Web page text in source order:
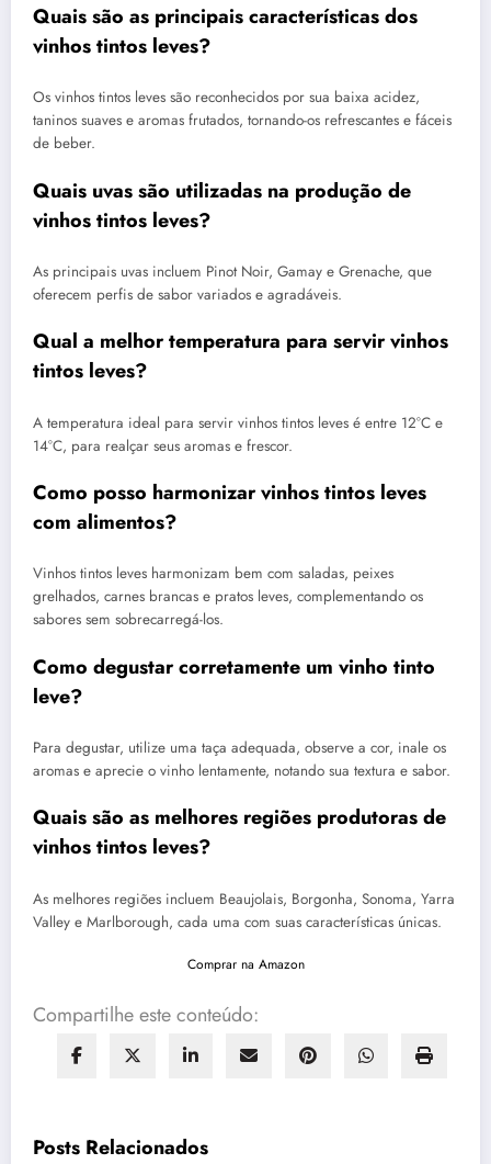
Quais são as principais características dos
vinhos tintos leves?
Os vinhos tintos leves são reconhecidos por sua baixa acidez,
taninos suaves e aromas frutados, tornando-os refrescantes e fáceis
de beber.
Quais uvas são utilizadas na produção de
vinhos tintos leves?
As principais uvas incluem Pinot Noir, Gamay e Grenache, que
oferecem perfis de sabor variados e agradáveis.
Qual a melhor temperatura para servir vinhos
tintos leves?
A temperatura ideal para servir vinhos tintos leves é entre 12°C e
14°C, para realçar seus aromas e frescor.
Como posso harmonizar vinhos tintos leves
com alimentos?
Vinhos tintos leves harmonizam bem com saladas, peixes
grelhados, carnes brancas e pratos leves, complementando os
sabores sem sobrecarregá-los.
Como degustar corretamente um vinho tinto
leve?
Para degustar, utilize uma taça adequada, observe a cor, inale os
aromas e aprecie o vinho lentamente, notando sua textura e sabor.
Quais são as melhores regiões produtoras de
vinhos tintos leves?
As melhores regiões incluem Beaujolais, Borgonha, Sonoma, Yarra
Valley e Marlborough, cada uma com suas características únicas.
Comprar na Amazon
Compartilhe este conteúdo:
Posts Relacionados